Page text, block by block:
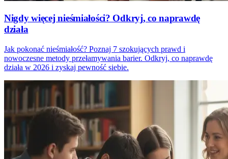
Nigdy więcej nieśmiałości? Odkryj, co naprawdę
działa
Jak pokonać nieśmiałość? Poznaj 7 szokujących prawd i
nowoczesne metody przełamywania barier. Odkryj, co naprawdę
działa w 2026 i zyskaj pewność siebie.